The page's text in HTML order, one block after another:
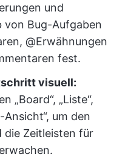
und
von Bug-Aufgaben
@Erwähnungen
fest.
visuell:
„Board“, „Liste“,
Ansicht“, um den
die Zeitleisten für